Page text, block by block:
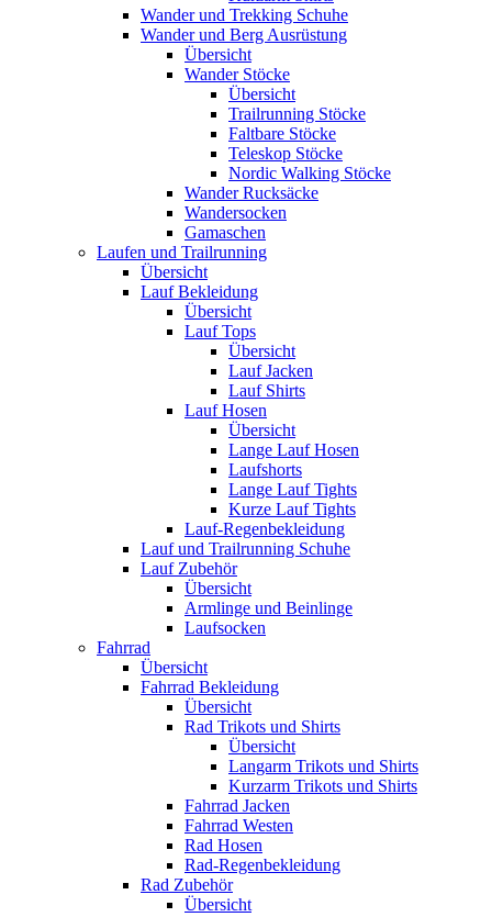
Wander und Trekking Schuhe
Wander und Berg Ausrüstung
Übersicht
Wander Stöcke
Übersicht
Trailrunning Stöcke
Faltbare Stöcke
Teleskop Stöcke
Nordic Walking Stöcke
Wander Rucksäcke
Wandersocken
Gamaschen
Laufen und Trailrunning
Übersicht
Lauf Bekleidung
Übersicht
Lauf Tops
Übersicht
Lauf Jacken
Lauf Shirts
Lauf Hosen
Übersicht
Lange Lauf Hosen
Laufshorts
Lange Lauf Tights
Kurze Lauf Tights
Lauf-Regenbekleidung
Lauf und Trailrunning Schuhe
Lauf Zubehör
Übersicht
Armlinge und Beinlinge
Laufsocken
Fahrrad
Übersicht
Fahrrad Bekleidung
Übersicht
Rad Trikots und Shirts
Übersicht
Langarm Trikots und Shirts
Kurzarm Trikots und Shirts
Fahrrad Jacken
Fahrrad Westen
Rad Hosen
Rad-Regenbekleidung
Rad Zubehör
Übersicht